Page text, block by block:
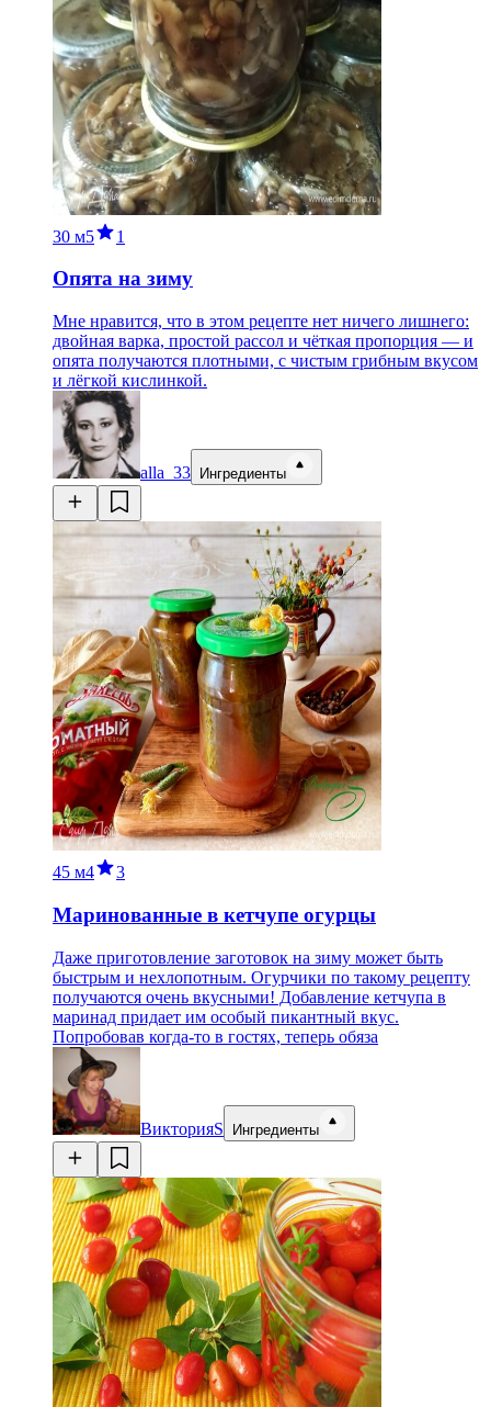
30 м5 1
Опята на зиму
Мне нравится, что в этом рецепте нет ничего лишнего:
двойная варка, простой рассол и чёткая пропорция — и
опята получаются плотными, с чистым грибным вкусом
и лёгкой кислинкой.
alla_33 Ингредиенты
45 м4 3
Маринованные в кетчупе огурцы
Даже приготовление заготовок на зиму может быть
быстрым и нехлопотным. Огурчики по такому рецепту
получаются очень вкусными! Добавление кетчупа в
маринад придает им особый пикантный вкус.
Попробовав когда-то в гостях, теперь обяза
ВикторияS Ингредиенты